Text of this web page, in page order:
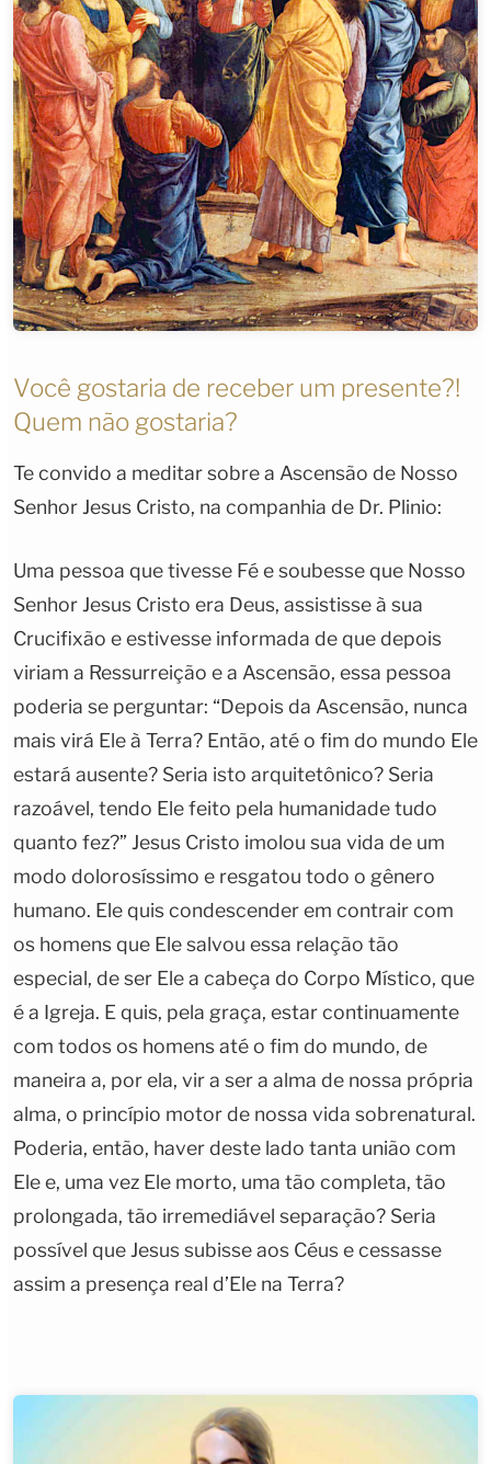
Você gostaria de receber um presente?!
Quem não gostaria?
Te convido a meditar sobre a Ascensão de Nosso
Senhor Jesus Cristo, na companhia de Dr. Plinio:
Uma pessoa que tivesse Fé e soubesse que Nosso
Senhor Jesus Cristo era Deus, assistisse à sua
Crucifixão e estivesse informada de que depois
viriam a Ressurreição e a Ascensão, essa pessoa
poderia se perguntar: “Depois da Ascensão, nunca
mais virá Ele à Terra? Então, até o fim do mundo Ele
estará ausente? Seria isto arquitetônico? Seria
razoável, tendo Ele feito pela humanidade tudo
quanto fez?” Jesus Cristo imolou sua vida de um
modo dolorosíssimo e resgatou todo o gênero
humano. Ele quis condescender em contrair com
os homens que Ele salvou essa relação tão
especial, de ser Ele a cabeça do Corpo Místico, que
é a Igreja. E quis, pela graça, estar continuamente
com todos os homens até o fim do mundo, de
maneira a, por ela, vir a ser a alma de nossa própria
alma, o princípio motor de nossa vida sobrenatural.
Poderia, então, haver deste lado tanta união com
Ele e, uma vez Ele morto, uma tão completa, tão
prolongada, tão irremediável separação? Seria
possível que Jesus subisse aos Céus e cessasse
assim a presença real d’Ele na Terra?